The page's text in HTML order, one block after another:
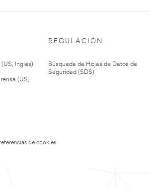
Inglés)
(US,
REGULACIÓN
Búsqueda de Hojas de Datos de
Seguridad (SDS)
de cookies